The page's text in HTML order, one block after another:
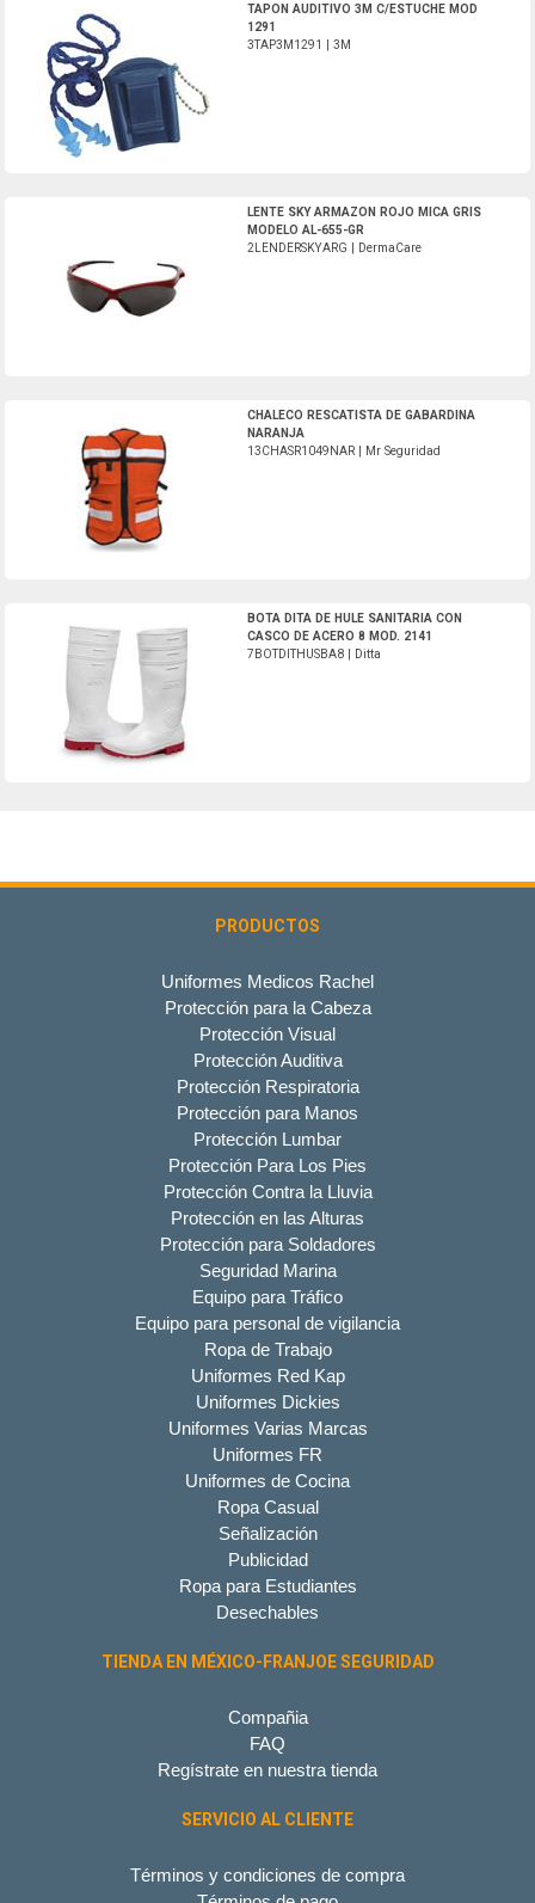
TAPON AUDITIVO 3M C/ESTUCHE MOD
1291
3TAP3M1291 | 3M
LENTE SKY ARMAZON ROJO MICA GRIS
MODELO AL-655-GR
2LENDERSKYARG | DermaCare
CHALECO RESCATISTA DE GABARDINA
NARANJA
13CHASR1049NAR | Mr Seguridad
BOTA DITA DE HULE SANITARIA CON
CASCO DE ACERO 8 MOD. 2141
7BOTDITHUSBA8 | Ditta
PRODUCTOS
Uniformes Medicos Rachel
Protección para la Cabeza
Protección Visual
Protección Auditiva
Protección Respiratoria
Protección para Manos
Protección Lumbar
Protección Para Los Pies
Protección Contra la Lluvia
Protección en las Alturas
Protección para Soldadores
Seguridad Marina
Equipo para Tráfico
Equipo para personal de vigilancia
Ropa de Trabajo
Uniformes Red Kap
Uniformes Dickies
Uniformes Varias Marcas
Uniformes FR
Uniformes de Cocina
Ropa Casual
Señalización
Publicidad
Ropa para Estudiantes
Desechables
TIENDA EN MÉXICO-FRANJOE SEGURIDAD
Compañia
FAQ
Regístrate en nuestra tienda
SERVICIO AL CLIENTE
Términos y condiciones de compra